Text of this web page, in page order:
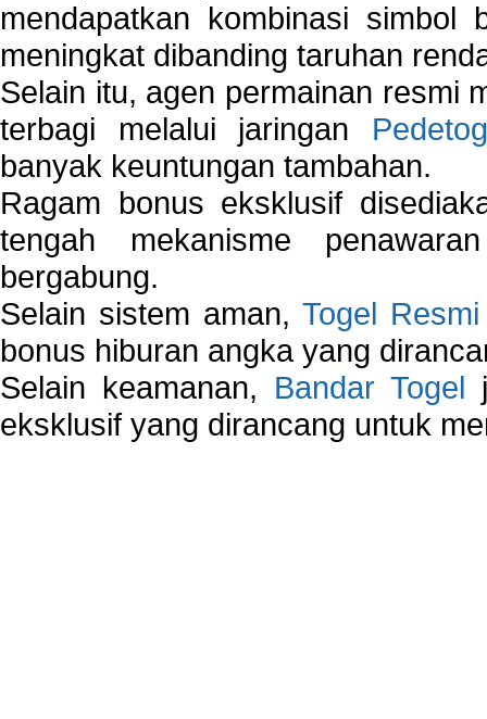
mendapatkan kombinasi
meningkat dibanding taruhan
Selain itu, agen permainan resmi
terbagi melalui jaringan
banyak keuntungan tambahan.
Ragam bonus eksklusif
tengah mekanisme
bergabung.
Selain sistem aman, Togel Resmi
bonus hiburan angka yang
Selain keamanan, Bandar Togel
eksklusif yang dirancang untuk